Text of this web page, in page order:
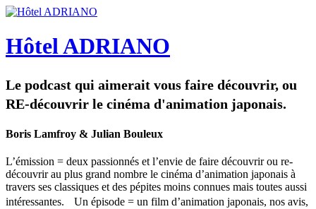
Hôtel ADRIANO
Le podcast qui aimerait vous faire découvrir, ou
RE-découvrir le cinéma d'animation japonais.
Boris Lamfroy & Julian Bouleux
L’émission = deux passionnés et l’envie de faire découvrir ou re-
découvrir au plus grand nombre le cinéma d’animation japonais à
travers ses classiques et des pépites moins connues mais toutes aussi
intéressantes. Un épisode = un film d’animation japonais, nos avis,